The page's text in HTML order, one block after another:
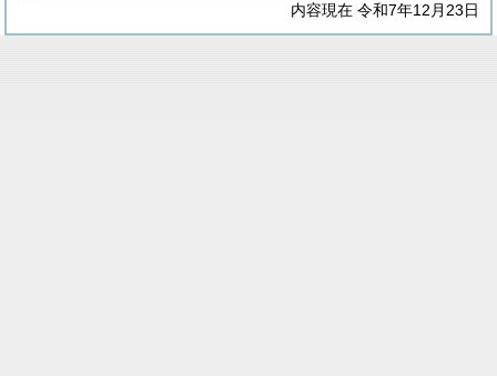
内容現在 令和7年12月23日